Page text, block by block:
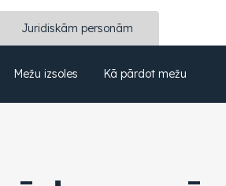
Juridiskām personām
Mežu izsoles Kā pārdot mežu